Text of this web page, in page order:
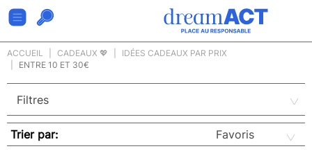
ACCUEIL CADEAUX 💖
IDÉES CADEAUX PAR PRIX
ENTRE 10 ET 30€
Trier par: